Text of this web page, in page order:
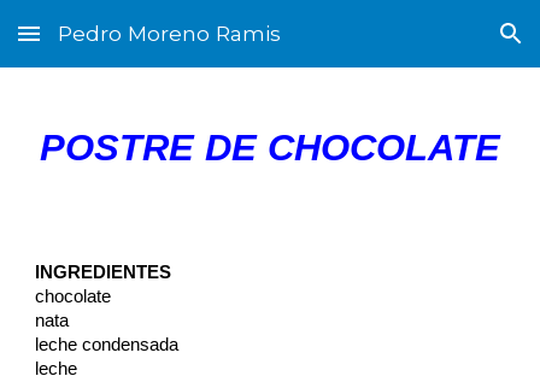
Skip to main content Skip to navigation
Pedro Moreno Ramis
POSTRE DE CHOCOLATE
INGREDIENTES
chocolate
nata
leche condensada
leche